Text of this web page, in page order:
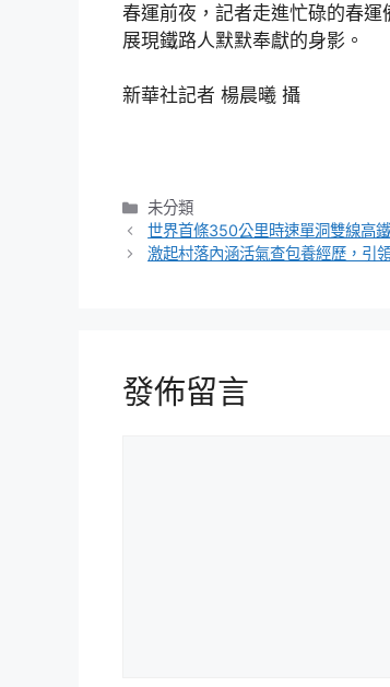
春運前夜，記者走進忙碌的春運
展現鐵路人默默奉獻的身影。
新華社記者 楊晨曦 攝
分
類
未分類
世界首條350公里時速單洞雙線高
激起村落內涵活氣查包養經歷，引
發佈留言